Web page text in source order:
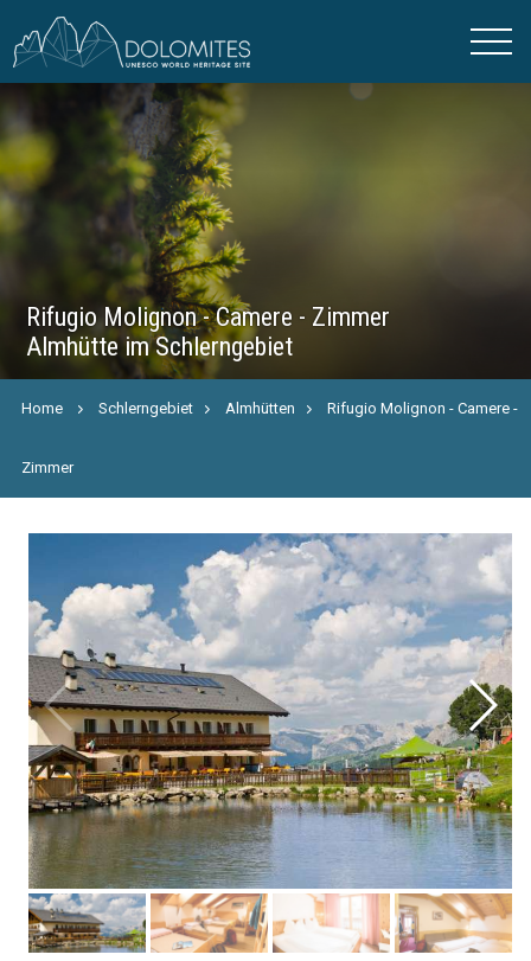
Rifugio Molignon - Camere - Zimmer
Almhütte im Schlerngebiet
Home Schlerngebiet Almhütten Rifugio Molignon - Camere -
Zimmer